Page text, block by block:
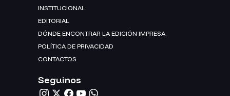
INSTITUCIONAL
EDITORIAL
DÓNDE ENCONTRAR LA EDICIÓN IMPRESA
POLÍTICA DE PRIVACIDAD
CONTACTOS
Seguinos